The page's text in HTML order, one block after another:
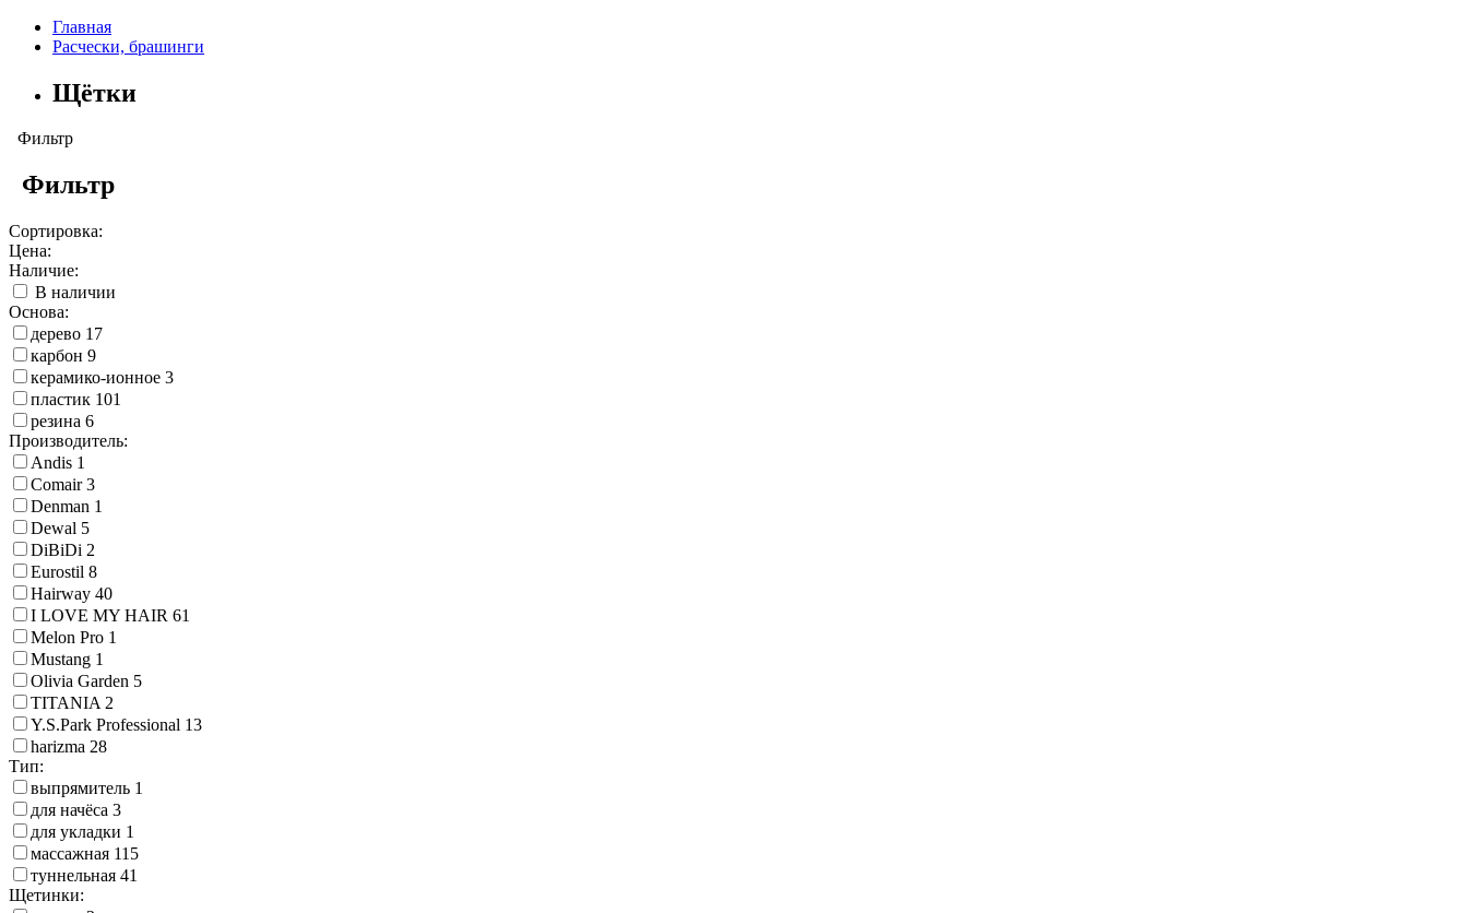
Главная
Расчески, брашинги
Щётки
Фильтр
Фильтр
Сортировка:
Цена:
Наличие:
В наличии
Основа:
дерево 17
карбон 9
керамико-ионное 3
пластик 101
резина 6
Производитель:
Andis 1
Comair3
Denman 1
Dewal 5
DiBiDi 2
Eurostil 8
Hairway 40
I LOVE MY HAIR 61
Melon Pro 1
Mustang 1
Olivia Garden 5
TITANIA 2
Y.S.Park Professional 13
harizma 28
Тип:
выпрямитель 1
для начёса 3
для укладки 1
массажная 115
туннельная 41
Щетинки: